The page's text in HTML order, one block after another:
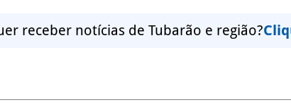
receber notícias de Tubarão e região?